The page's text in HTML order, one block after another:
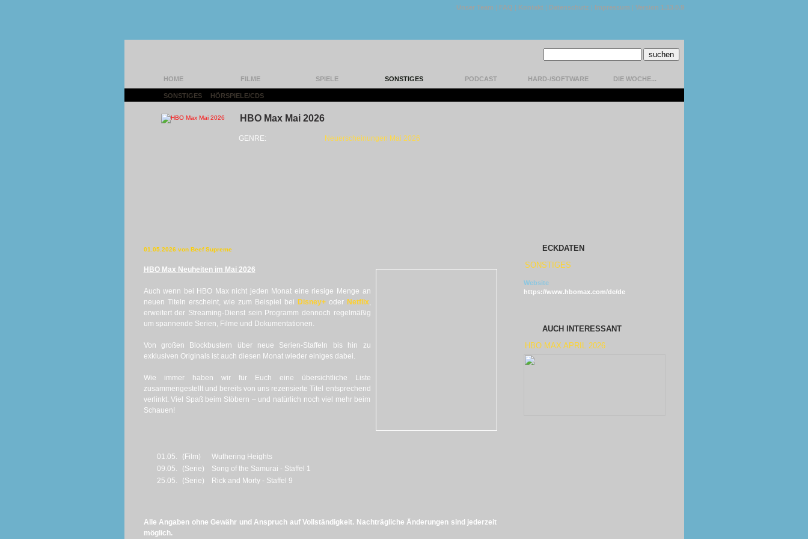
Unser Team | FAQ | Kontakt | Datenschutz | Impressum | Version 1.13.0.9
HOME FILME SPIELE SONSTIGES PODCAST HARD-/SOFTWARE DIE WOCHE...
SONSTIGES HÖRSPIELE/CDS
HBO Max Mai 2026
GENRE: Neuerscheinungen Mai 2026
01.05.2026 von Beef Supreme
HBO Max Neuheiten im Mai 2026
Auch wenn bei HBO Max nicht jeden Monat eine riesige Menge an
neuen Titeln erscheint, wie zum Beispiel bei Disney+oder Netflix,
erweitert der Streaming-Dienst sein Programm dennoch regelmäßig
um spannende Serien, Filme und Dokumentationen.
Von großen Blockbustern über neue Serien-Staffeln bis hin zu
exklusiven Originals ist auch diesen Monat wieder einiges dabei.
Wie immer haben wir für Euch eine übersichtliche Liste
zusammengestellt und bereits von uns rezensierte Titel entsprechend
verlinkt. Viel Spaß beim Stöbern – und natürlich noch viel mehr beim
Schauen!
01.05. (Film)
Wuthering Heights
09.05.
(Serie)
Song of the Samurai - Staffel 1
25.05.
(Serie) Rick and Morty - Staffel 9
Alle Angaben ohne Gewähr und Anspruch auf Vollständigkeit. Nachträgliche Änderungen sind jederzeit
möglich.
ECKDATEN
SONSTIGES
Website
https://www.hbomax.com/de/de
AUCH INTERESSANT
HBO MAX APRIL 2026